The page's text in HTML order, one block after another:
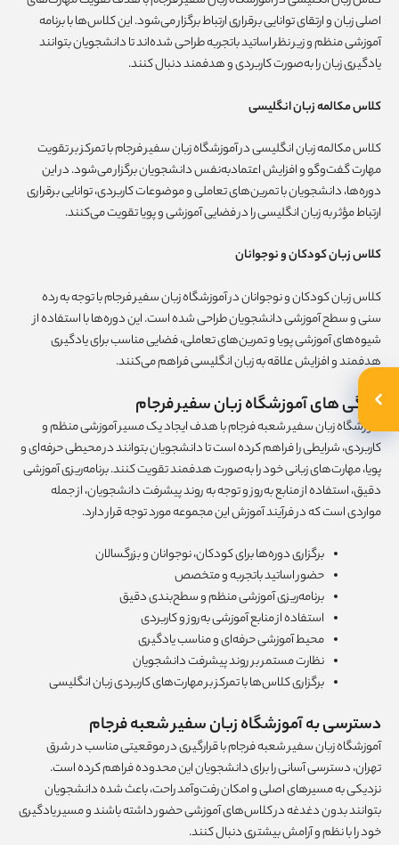
اصلی زبان و ارتقای توانایی برقراری ارتباط برگزار می‌شود. این کلاس‌ها با برنامه
آموزشی منظم و زیر نظر اساتید باتجربه طراحی شده‌اند تا دانشجویان بتوانند
یادگیری زبان را به‌صورت کاربردی و هدفمند دنبال کنند.
کلاس مکالمه زبان انگلیسی
کلاس مکالمه زبان انگلیسی در آموزشگاه زبان سفیر فرجام با تمرکز بر تقویت
مهارت گفت‌وگو و افزایش اعتمادبه‌نفس دانشجویان برگزار می‌شود. در این
دوره‌ها، دانشجویان با تمرین‌های تعاملی و موضوعات کاربردی، توانایی برقراری
ارتباط مؤثر به زبان انگلیسی را در فضایی آموزشی و پویا تقویت می‌کنند.
کلاس زبان کودکان و نوجوانان
کلاس زبان کودکان و نوجوانان در آموزشگاه زبان سفیر فرجام با توجه به رده
سنی و سطح آموزشی دانشجویان طراحی شده است. این دوره‌ها با استفاده از
شیوه‌های آموزشی پویا و تمرین‌های تعاملی، فضایی مناسب برای یادگیری
هدفمند و افزایش علاقه به زبان انگلیسی فراهم می‌کنند.
ویژگی های آموزشگاه زبان سفیر فرجام
آموزشگاه زبان سفیر شعبه فرجام با هدف ایجاد یک مسیر آموزشی منظم و
کاربردی، شرایطی را فراهم کرده است تا دانشجویان بتوانند در محیطی حرفه‌ای و
پویا، مهارت‌های زبانی خود را به‌صورت هدفمند تقویت کنند. برنامه‌ریزی آموزشی
دقیق، استفاده از منابع به‌روز و توجه به روند پیشرفت دانشجویان، از جمله
مواردی است که در فرآیند آموزش این مجموعه مورد توجه قرار دارد.
برگزاری دوره‌ها برای کودکان، نوجوانان و بزرگسالان
حضور اساتید باتجربه و متخصص
برنامه‌ریزی آموزشی منظم و سطح‌بندی دقیق
استفاده از منابع آموزشی به‌روز و کاربردی
محیط آموزشی حرفه‌ای و مناسب یادگیری
نظارت مستمر بر روند پیشرفت دانشجویان
برگزاری کلاس‌ها با تمرکز بر مهارت‌های کاربردی زبان انگلیسی
دسترسی به آموزشگاه زبان سفیر شعبه فرجام
آموزشگاه زبان سفیر شعبه فرجام با قرارگیری در موقعیتی مناسب در شرق
تهران، دسترسی آسانی را برای دانشجویان این محدوده فراهم کرده است.
نزدیکی به مسیرهای اصلی و امکان رفت‌وآمد راحت، باعث شده دانشجویان
بتوانند بدون دغدغه در کلاس‌های آموزشی حضور داشته باشند و مسیر یادگیری
خود را با نظم و آرامش بیشتری دنبال کنند.